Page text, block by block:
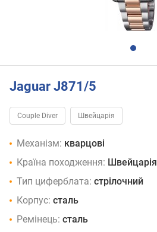
Jaguar J871/5
Couple Diver Швейцарія
Механізм: кварцові
Країна походження: Швейцарія
Тип циферблата: стрілочний
Корпус: сталь
Ремінець: сталь